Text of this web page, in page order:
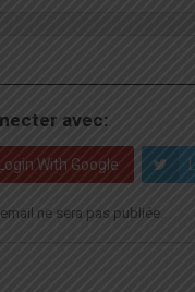
avec:
Login With Google
ne sera pas publiée.